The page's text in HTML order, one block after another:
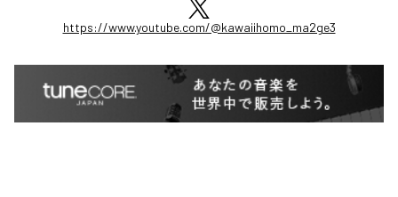
https://www.youtube.com/@kawaiihomo_ma2ge3